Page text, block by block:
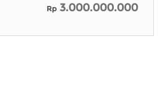
Rp 3.000.000.000